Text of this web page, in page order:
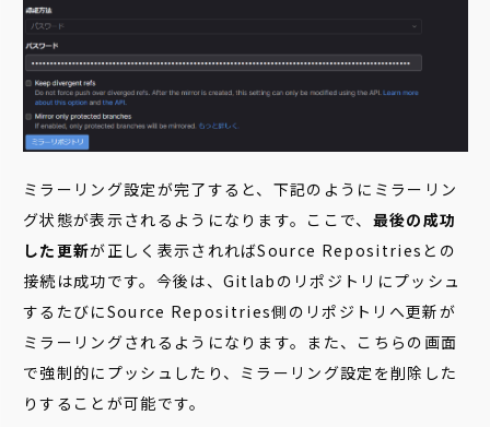
ミラーリング設定が完了すると、下記のようにミラーリン
グ状態が表示されるようになります。ここで、 最後の成功
した更新が正しく表示されればSource Repositriesとの
接続は成功です。今後は、Gitlabのリポジトリにプッシュ
するたびにSource Repositries側のリポジトリへ更新が
ミラーリングされるようになります。また、こちらの画面
で強制的にプッシュしたり、ミラーリング設定を削除した
りすることが可能です。